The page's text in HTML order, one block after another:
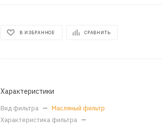
В ИЗБРАННОЕ СРАВНИТЬ
Характеристики
Вид фильтра — Масляный фильтр
Характеристика фильтра —